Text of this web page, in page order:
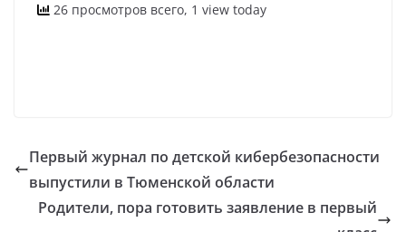
26 просмотров всего, 1 view today
Первый журнал по детской кибербезопасности
выпустили в Тюменской области
Родители, пора готовить заявление в первый